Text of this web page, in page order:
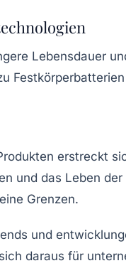
Lebensdauer
erstreckt
und das Leben
Grenzen.